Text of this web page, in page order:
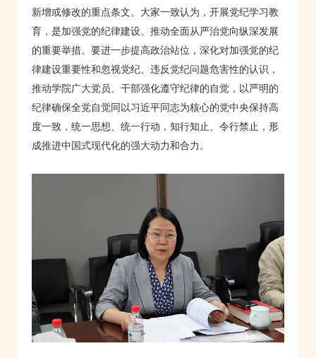
新增或修改的重点条文。大家一致认为，开展党纪学习教
育，是加强党的纪律建设、推动全面从严治党向纵深发展
的重要举措。要进一步提高政治站位，深化对加强党的纪
律建设重要性和忽视党纪、违反党纪问题危害性的认识，
推动学院广大党员、干部强化遵守纪律的自觉，以严明的
纪律确保全党自觉同以习近平同志为核心的党中央保持高
度一致，统一思想、统一行动，知行知止、令行禁止，形
成推进中国式现代化的强大动力和合力。